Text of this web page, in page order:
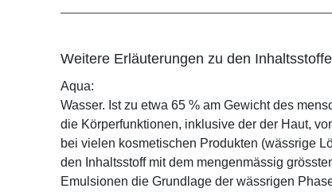
Weitere Erläuterungen zu den
Aqua:
Wasser. Ist zu etwa 65 % am Gewicht des
die Körperfunktionen, inklusive der der Haut,
bei vielen kosmetischen Produkten (wässrige
den Inhaltsstoff mit dem mengenmässig
Emulsionen die Grundlage der wässrigen